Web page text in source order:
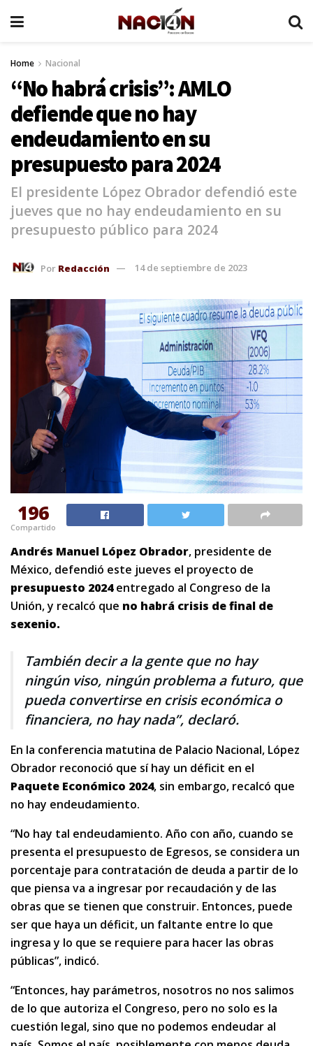
Home Nacional
“No habrá crisis”: AMLO
defiende que no hay
endeudamiento en su
presupuesto para 2024
El presidente López Obrador defendió este
jueves que no hay endeudamiento en su
presupuesto público para 2024
Por Redacción 14 de septiembre de 2023
196
Compartido
Andrés Manuel López Obrador, presidente de
México, defendió este jueves el proyecto de
presupuesto 2024entregado al Congreso de la
Unión, y recalcó que no habrá crisis de final de
sexenio.
También decir a la gente que no hay
ningún viso, ningún problema a futuro, que
pueda convertirse en crisis económica o
financiera, no hay nada”, declaró.
En la conferencia matutina de Palacio Nacional, López
Obrador reconoció que sí hay un déficit en el
Paquete Económico 2024, sin embargo, recalcó que
no hay endeudamiento.
“No hay tal endeudamiento. Año con año, cuando se
presenta el presupuesto de Egresos, se considera un
porcentaje para contratación de deuda a partir de lo
que piensa va a ingresar por recaudación y de las
obras que se tienen que construir. Entonces, puede
ser que haya un déficit, un faltante entre lo que
ingresa y lo que se requiere para hacer las obras
públicas”, indicó.
“Entonces, hay parámetros, nosotros no nos salimos
de lo que autoriza el Congreso, pero no solo es la
cuestión legal, sino que no podemos endeudar al